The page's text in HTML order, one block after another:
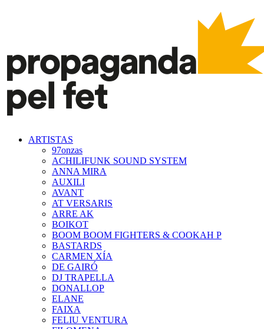
ARTISTAS
97onzas
ACHILIFUNK SOUND SYSTEM
ANNA MIRA
AUXILI
AVANT
AT VERSARIS
ARRE AK
BOIKOT
BOOM BOOM FIGHTERS & COOKAH P
BASTARDS
CARMEN XÍA
DE GAIRÓ
DJ TRAPELLA
DONALLOP
ELANE
FAIXA
FELIU VENTURA